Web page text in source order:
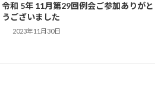
令和 5年 11月第29回例会ご参加ありがと
うございました
2023年11月30日